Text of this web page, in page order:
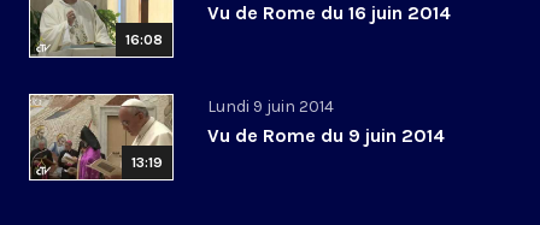
16:08
Vu de Rome du 16 juin 2014
13:19
Lundi 9 juin 2014
Vu de Rome du 9 juin 2014